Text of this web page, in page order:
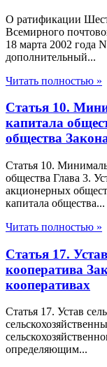
О ратификации
Всемирного
18 марта 2002 года
дополнительный...
Читать полностью »
Статья 10.
капитала
общества
Статья 10.
общества Глава 3.
акционерных
капитала общества...
Читать полностью »
Статья 17.
кооператива
кооперативах
Статья 17. Устав
определяющим...